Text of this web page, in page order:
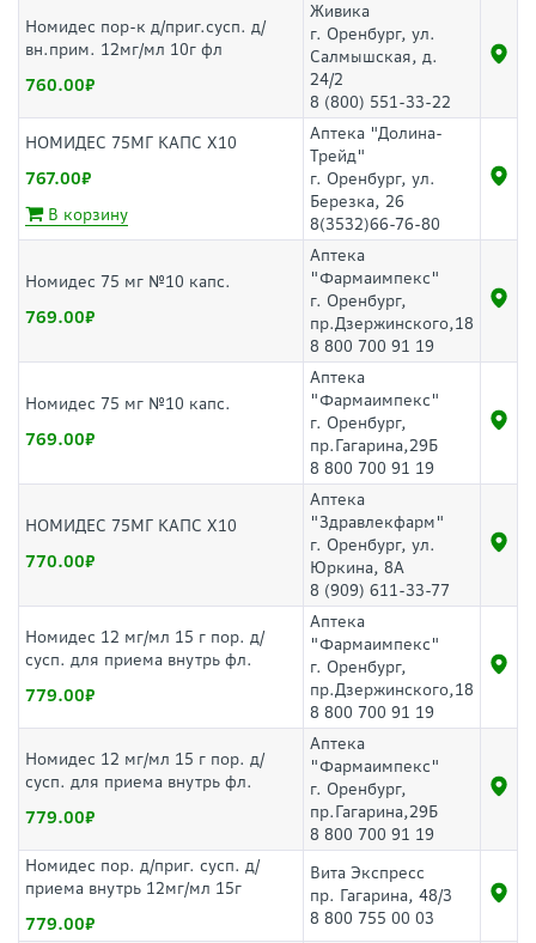
Номидес пор-к д/приг.сусп. д/
вн.прим. 12мг/мл 10г фл
760.00
Живика
г. Оренбург, ул.
Салмышская, д.
24/2
8 (800) 551-33-22
НОМИДЕС 75МГ КАПС Х10
767.00
В корзину
Аптека "Долина-
Трейд"
г. Оренбург, ул.
Березка, 26
8(3532)66-76-80
Номидес 75 мг №10 капс.
769.00
Аптека
"Фармаимпекс"
г. Оренбург,
пр.Дзержинского,18
8 800 700 91 19
Номидес 75 мг №10 капс.
769.00
Аптека
"Фармаимпекс"
г. Оренбург,
пр.Гагарина,29Б
8 800 700 91 19
НОМИДЕС 75МГ КАПС Х10
770.00
Аптека
"Здравлекфарм"
г. Оренбург, ул.
Юркина, 8А
8 (909) 611-33-77
Номидес 12 мг/мл 15 г пор. д/
сусп. для приема внутрь фл.
779.00
Аптека
"Фармаимпекс"
г. Оренбург,
пр.Дзержинского,18
8 800 700 91 19
Номидес 12 мг/мл 15 г пор. д/
сусп. для приема внутрь фл.
779.00
Аптека
"Фармаимпекс"
г. Оренбург,
пр.Гагарина,29Б
8 800 700 91 19
Номидес пор. д/приг. сусп. д/
приема внутрь 12мг/мл 15г
779.00
Вита Экспресс
пр. Гагарина, 48/3
8 800 755 00 03